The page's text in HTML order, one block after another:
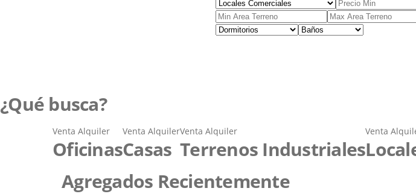
¿Qué busca?
Venta Alquiler
Oficinas
Venta Alquiler
Casas
Venta Alquiler
Terrenos Industriales
Venta
Agregados Recientemente